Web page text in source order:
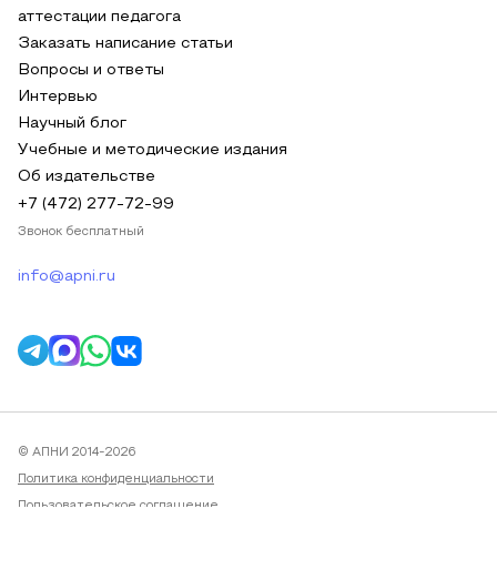
аттестации педагога
Заказать написание статьи
Вопросы и ответы
Интервью
Научный блог
Учебные и методические издания
Об издательстве
+7 (472) 277-72-99
Звонок бесплатный
info@apni.ru
© АПНИ 2014-2026
Политика конфиденциальности
Пользовательское соглашение